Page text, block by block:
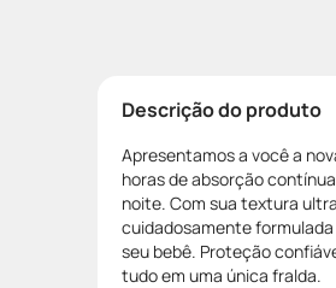
Descrição do produto
Apresentamos a você a
horas de absorção
noite. Com sua textura
cuidadosamente formulada
seu bebê. Proteção
tudo em uma única fralda.